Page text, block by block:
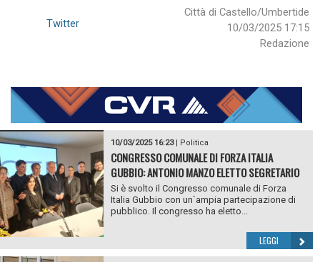
Città di Castello/Umbertide
10/03/2025 17:15
Redazione
Twitter
10/03/2025 16:23| Politica
CONGRESSO COMUNALE DI FORZA ITALIA
GUBBIO: ANTONIO MANZO ELETTO SEGRETARIO
Si è svolto il Congresso comunale di Forza
Italia Gubbio con un`ampia partecipazione di
pubblico. Il congresso ha eletto...
LEGGI